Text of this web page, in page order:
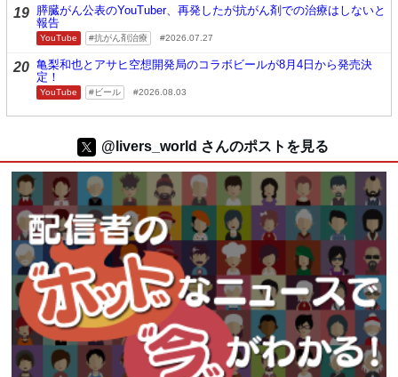
19 膵臓がん公表のYouTuber、再発したが抗がん剤での治療はしないと
報告
YouTube 抗がん剤治療 2026.07.27
20 亀梨和也とアサヒ空想開発局のコラボビールが8月4日から発売決
定！
YouTube ビール 2026.08.03
@livers_world さんのポストを見る